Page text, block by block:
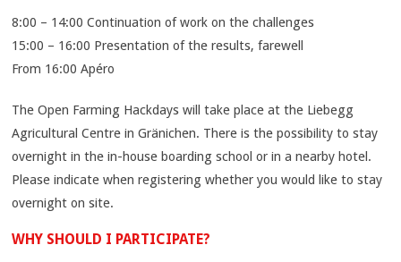
8:00 – 14:00 Continuation of work on the challenges
15:00 – 16:00 Presentation of the results, farewell
From 16:00 Apéro
The Open Farming Hackdays will take place at the Liebegg
Agricultural Centre in Gränichen. There is the possibility to stay
overnight in the in-house boarding school or in a nearby hotel.
Please indicate when registering whether you would like to stay
overnight on site.
WHY SHOULD I PARTICIPATE?